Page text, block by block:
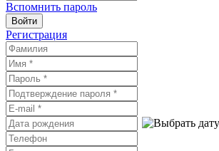
Вспомнить пароль
Войти
Регистрация